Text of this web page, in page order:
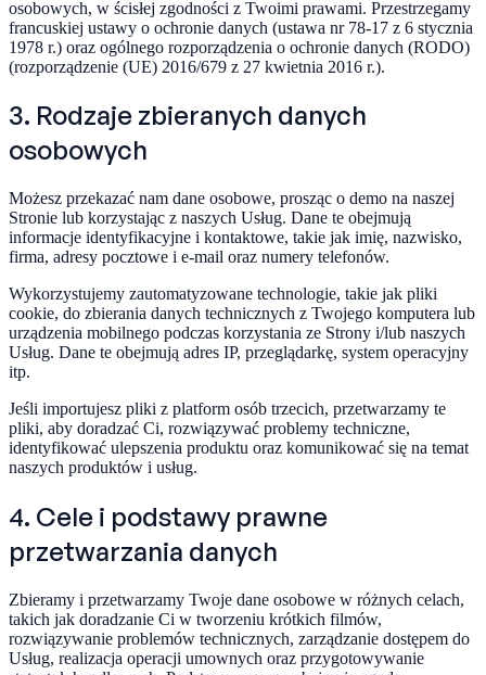
osobowych, w ścisłej zgodności z Twoimi prawami. Przestrzegamy
francuskiej ustawy o ochronie danych (ustawa nr 78-17 z 6 stycznia
1978 r.) oraz ogólnego rozporządzenia o ochronie danych (RODO)
(rozporządzenie (UE) 2016/679 z 27 kwietnia 2016 r.).
3. Rodzaje zbieranych danych
osobowych
Możesz przekazać nam dane osobowe, prosząc o demo na naszej
Stronie lub korzystając z naszych Usług. Dane te obejmują
informacje identyfikacyjne i kontaktowe, takie jak imię, nazwisko,
firma, adresy pocztowe i e-mail oraz numery telefonów.
Wykorzystujemy zautomatyzowane technologie, takie jak pliki
cookie, do zbierania danych technicznych z Twojego komputera lub
urządzenia mobilnego podczas korzystania ze Strony i/lub naszych
Usług. Dane te obejmują adres IP, przeglądarkę, system operacyjny
itp.
Jeśli importujesz pliki z platform osób trzecich, przetwarzamy te
pliki, aby doradzać Ci, rozwiązywać problemy techniczne,
identyfikować ulepszenia produktu oraz komunikować się na temat
naszych produktów i usług.
4. Cele i podstawy prawne
przetwarzania danych
Zbieramy i przetwarzamy Twoje dane osobowe w różnych celach,
takich jak doradzanie Ci w tworzeniu krótkich filmów,
rozwiązywanie problemów technicznych, zarządzanie dostępem do
Usług, realizacja operacji umownych oraz przygotowywanie